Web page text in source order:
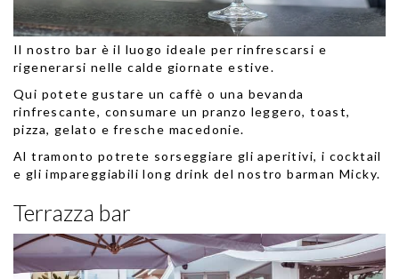
Il nostro bar è il luogo ideale per rinfrescarsi e
rigenerarsi nelle calde giornate estive.
Qui potete gustare un caffè o una bevanda
rinfrescante, consumare un pranzo leggero, toast,
pizza, gelato e fresche macedonie.
Al tramonto potrete sorseggiare gli aperitivi, i cocktail
e gli impareggiabili long drink del nostro barman Micky.
Terrazza bar